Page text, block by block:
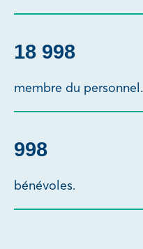
19 000
membre du personnel.
1 000
bénévoles.